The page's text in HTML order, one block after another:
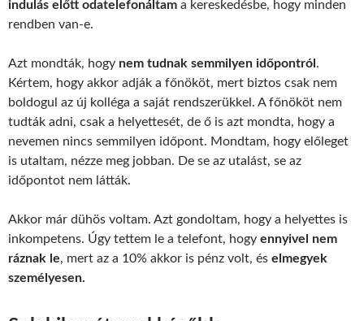
indulás előtt odatelefonáltam a kereskedésbe, hogy minden
rendben van-e.
Azt mondták, hogy nem tudnak semmilyen időpontról .
Kértem, hogy akkor adják a főnököt, mert biztos csak nem
boldogul az új kolléga a saját rendszerükkel. A főnököt nem
tudták adni, csak a helyettesét, de ő is azt mondta, hogy a
nevemen nincs semmilyen időpont. Mondtam, hogy előleget
is utaltam, nézze meg jobban. De se az utalást, se az
időpontot nem látták.
Akkor már dühös voltam. Azt gondoltam, hogy a helyettes is
inkompetens. Úgy tettem le a telefont, hogy ennyivel nem
ráznak le, mert az a 10% akkor is pénz volt, és elmegyek
személyesen.